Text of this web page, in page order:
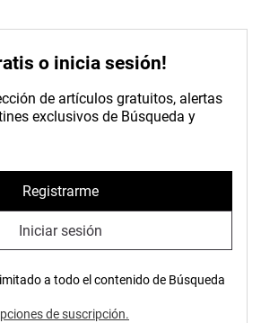
o inicia sesión!
de artículos gratuitos, alertas
exclusivos de Búsqueda y
Registrarme
Iniciar sesión
a todo el contenido de Búsqueda
de suscripción.